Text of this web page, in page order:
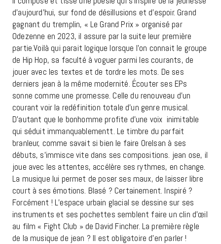
d’aujourd’hui, sur fond de désillusions et d’espoir. Grand
gagnant du tremplin, « Le Grand Prix » organisé par
Odezenne en 2023, il assure par la suite leur première
partie.Voilà qui parait logique lorsque l’on connait le groupe
de Hip Hop, sa faculté à voguer parmi les courants, de
jouer avec les textes et de tordre les mots. De ses
derniers jean à la même modernité. Écouter ses EPs
sonne comme une promesse. Celle du renouveau d’un
courant voir la redéfinition totale d’un genre musical.
D’autant que le bonhomme profite d’une voix inimitable
qui séduit immanquablementt. Le timbre du parfait
branleur, comme savait si bien le faire Orelsan à ses
débuts, s’immisce vite dans ses compositions. jean ose, il
joue avec les attentes, accélère ses rythmes, en change.
La musique lui permet de poser ses maux, de laisser libre
court à ses émotions. Blasé ? Certainement. Inspiré ?
Forcément ! L’espace urbain glacial se dessine sur ses
instruments et ses pochettes semblent faire un clin d’œil
au film « Fight Club » de David Fincher. La première règle
de la musique de jean ? Il est obligatoire d’en parler !